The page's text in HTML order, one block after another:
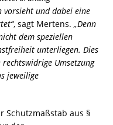
vorsieht und dabei eine
, sagt Mertens. „Denn
dem speziellen
unterliegen. Dies
Umsetzung
jeweilige
Schutzmaßstab aus §